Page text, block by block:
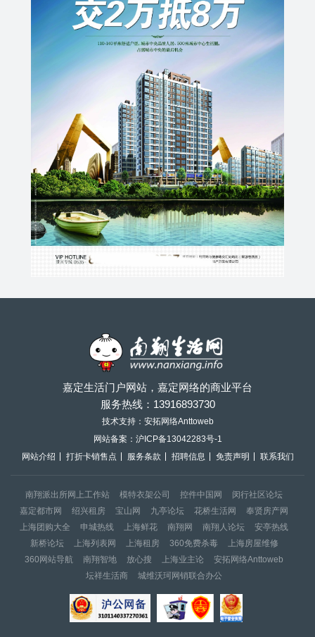
嘉定生活门户网站，嘉定网络的商业平台
服务热线： 13916893730
技术支持：安拓网络Anttoweb
网站备案： 沪ICP备13042283号-1
网站介绍
打折卡销售点 服务条款 招聘信息 免责声明 联系我们
南翔派出所网上工作站 模特衣架公司 控件中国网
闵行社区论坛
嘉定都市网
绍兴租房 宝山网 九亭论坛 花桥生活网
奉贤房产网
上海团购大全
申城热线 上海鲜花 南翔网 南翔人论坛
安亭热线
新桥论坛
上海列表网 上海租房 360免费杀毒
上海房屋维修
360网站导航
南翔智地 放心搜 上海业主论
安拓网络Anttoweb
坛祥生活商
城维沃珂网销联合办公